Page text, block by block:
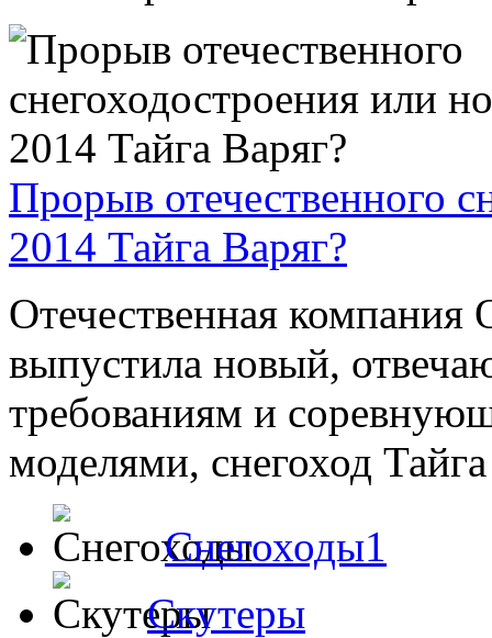
Прорыв отечественного
2014 Тайга Варяг?
Отечественная
выпустила новый,
требованиям и
моделями, снегоход
Снегоходы1
Скутеры